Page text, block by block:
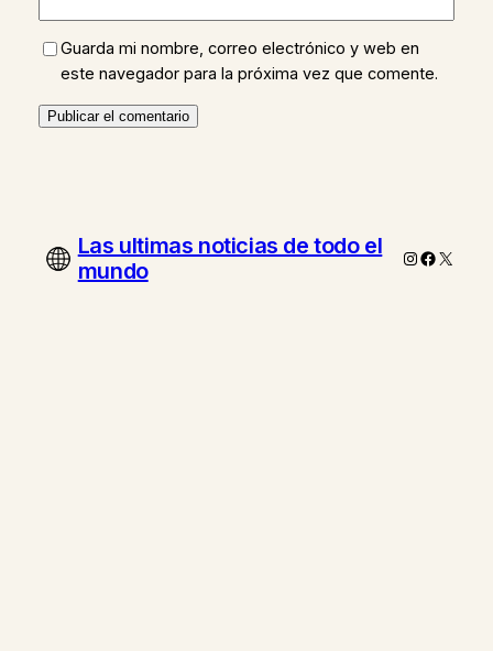
Guarda mi nombre, correo electrónico y web en
este navegador para la próxima vez que comente.
Las ultimas noticias de todo el
mundo
Instagram
X